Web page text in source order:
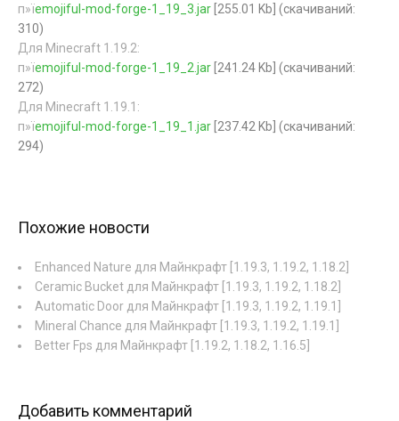
п»їemojiful-mod-forge-1_19_3.jar [255.01 Kb] (cкачиваний:
310)
Для Minecraft 1.19.2:
п»їemojiful-mod-forge-1_19_2.jar [241.24 Kb] (cкачиваний:
272)
Для Minecraft 1.19.1:
п»їemojiful-mod-forge-1_19_1.jar [237.42 Kb] (cкачиваний:
294)
Похожие новости
Enhanced Nature для Майнкрафт [1.19.3, 1.19.2, 1.18.2]
Ceramic Bucket для Майнкрафт [1.19.3, 1.19.2, 1.18.2]
Automatic Door для Майнкрафт [1.19.3, 1.19.2, 1.19.1]
Mineral Chance для Майнкрафт [1.19.3, 1.19.2, 1.19.1]
Better Fps для Майнкрафт [1.19.2, 1.18.2, 1.16.5]
Добавить комментарий